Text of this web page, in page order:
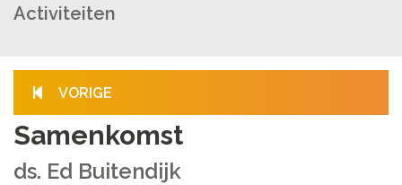
Activiteiten
VORIGE
Samenkomst
ds. Ed Buitendijk